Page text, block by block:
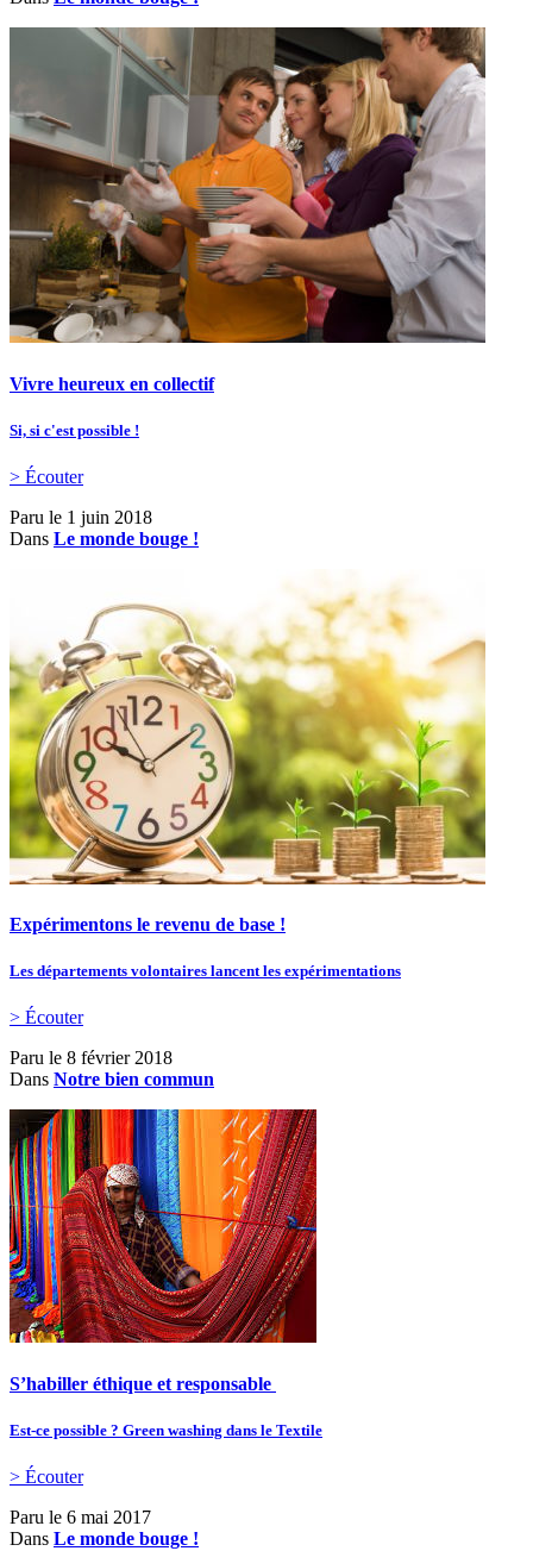
Vivre heureux en collectif
Si, si c'est possible !
> Écouter
Paru le 1 juin 2018
Dans Le monde bouge !
Expérimentons le revenu de base !
Les départements volontaires lancent les expérimentations
> Écouter
Paru le 8 février 2018
Dans Notre bien commun
S’habiller éthique et responsable
Est-ce possible ? Green washing dans le Textile
> Écouter
Paru le 6 mai 2017
Dans Le monde bouge !